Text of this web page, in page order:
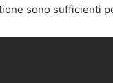
sono sufficienti